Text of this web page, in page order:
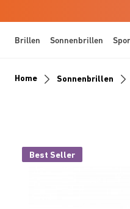
Brillen Sonnenbrillen
Home Sonnenbrillen
Best Seller